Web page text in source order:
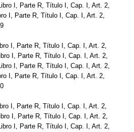
I, Parte R, Título I, Cap. I, Art. 2,
I, Parte R, Título I, Cap. I, Art. 2,
I, Parte R, Título I, Cap. I, Art. 2,
I, Parte R, Título I, Cap. I, Art. 2,
I, Parte R, Título I, Cap. I, Art. 2,
I, Parte R, Título I, Cap. I, Art. 2,
I, Parte R, Título I, Cap. I, Art. 2,
I, Parte R, Título I, Cap. I, Art. 2,
I, Parte R, Título I, Cap. I, Art. 2,